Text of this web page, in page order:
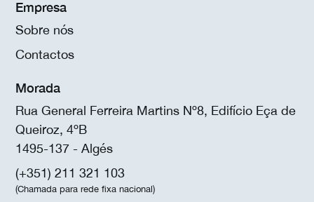
Empresa
Sobre nós
Contactos
Morada
Rua General Ferreira Martins Nº8, Edifício Eça de
Queiroz, 4ºB
1495-137 - Algés
(+351) 211 321 103
(Chamada para rede fixa nacional)